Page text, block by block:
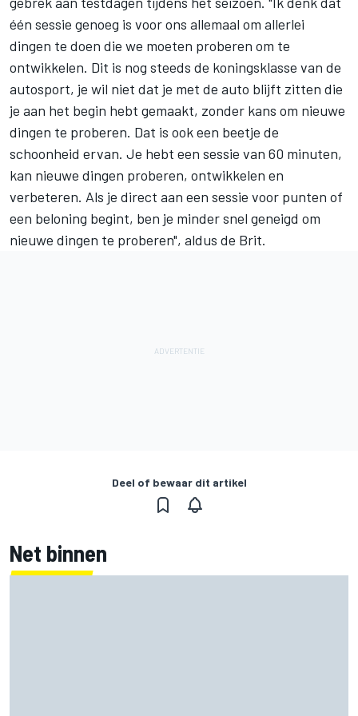
één sessie genoeg is voor ons allemaal om allerlei
dingen te doen die we moeten proberen om te
ontwikkelen. Dit is nog steeds de koningsklasse van de
autosport, je wil niet dat je met de auto blijft zitten die
je aan het begin hebt gemaakt, zonder kans om nieuwe
dingen te proberen. Dat is ook een beetje de
schoonheid ervan. Je hebt een sessie van 60 minuten,
kan nieuwe dingen proberen, ontwikkelen en
verbeteren. Als je direct aan een sessie voor punten of
een beloning begint, ben je minder snel geneigd om
nieuwe dingen te proberen", aldus de Brit.
Deel of bewaar dit artikel
Net binnen